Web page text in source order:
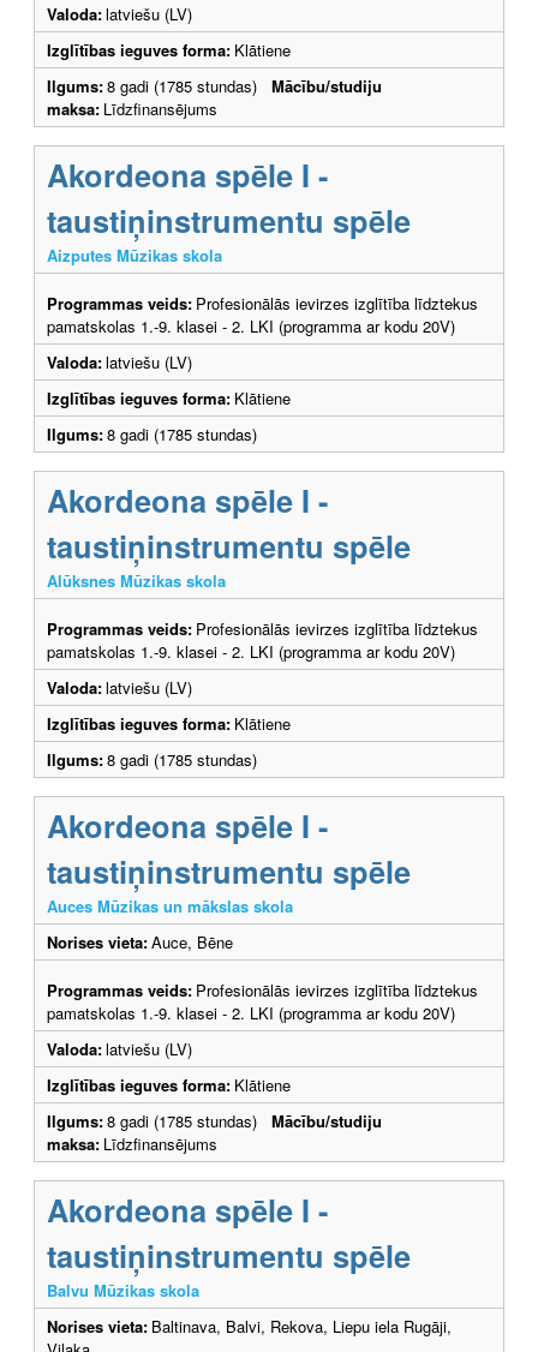
Valoda:latviešu (LV)
Izglītības ieguves forma: Klātiene
Ilgums:8 gadi (1785 stundas) Mācību/studiju
maksa: Līdzfinansējums
Akordeona spēle I -
taustiņinstrumentu spēle
Aizputes Mūzikas skola
Programmas veids: Profesionālās ievirzes izglītība līdztekus
pamatskolas 1.-9. klasei - 2. LKI (programma ar kodu 20V)
Valoda:latviešu (LV)
Izglītības ieguves forma: Klātiene
Ilgums:8 gadi (1785 stundas)
Akordeona spēle I -
taustiņinstrumentu spēle
Alūksnes Mūzikas skola
Programmas veids: Profesionālās ievirzes izglītība līdztekus
pamatskolas 1.-9. klasei - 2. LKI (programma ar kodu 20V)
Valoda:latviešu (LV)
Izglītības ieguves forma: Klātiene
Ilgums:8 gadi (1785 stundas)
Akordeona spēle I -
taustiņinstrumentu spēle
Auces Mūzikas un mākslas skola
Norises vieta:Auce, Bēne
Programmas veids: Profesionālās ievirzes izglītība līdztekus
pamatskolas 1.-9. klasei - 2. LKI (programma ar kodu 20V)
Valoda:latviešu (LV)
Izglītības ieguves forma: Klātiene
Ilgums:8 gadi (1785 stundas) Mācību/studiju
maksa: Līdzfinansējums
Akordeona spēle I -
taustiņinstrumentu spēle
Balvu Mūzikas skola
Norises vieta: Baltinava, Balvi, Rekova, Liepu iela Rugāji,